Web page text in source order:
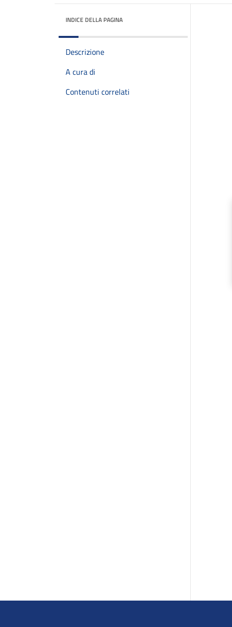
INDICE DELLA PAGINA
Descrizione
A cura di
Contenuti correlati